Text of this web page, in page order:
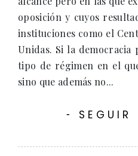
oposición y cuyos
instituciones como el
Unidas. Si la democracia
tipo de régimen en el
sino que además no...
- SEGUIR